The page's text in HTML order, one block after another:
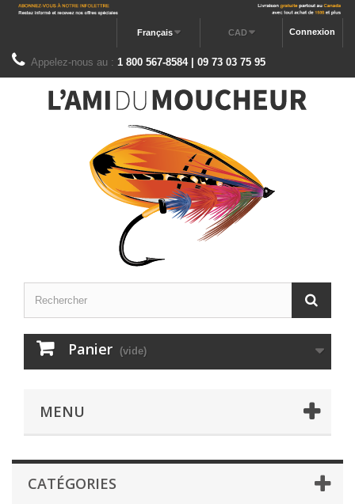
Connexion
CAD
Français
Appelez-nous au : 1 800 567-8584 | 09 73 03 75 95
Panier (vide)
MENU
CATÉGORIES